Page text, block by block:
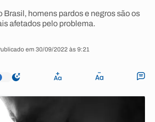
Brasil, homens pardos e negros são os
afetados pelo problema.
em 30/09/2022 às 9:21